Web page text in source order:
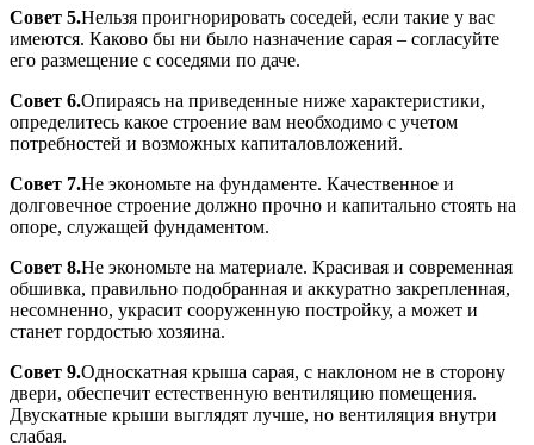
Совет 5.Нельзя проигнорировать соседей, если такие у вас
имеются. Каково бы ни было назначение сарая – согласуйте
его размещение с соседями по даче.
Совет 6.Опираясь на приведенные ниже характеристики,
определитесь какое строение вам необходимо с учетом
потребностей и возможных капиталовложений.
Совет 7.Не экономьте на фундаменте. Качественное и
долговечное строение должно прочно и капитально стоять на
опоре, служащей фундаментом.
Совет 8.Не экономьте на материале. Красивая и современная
обшивка, правильно подобранная и аккуратно закрепленная,
несомненно, украсит сооруженную постройку, а может и
станет гордостью хозяина.
Совет 9.Односкатная крыша сарая, с наклоном не в сторону
двери, обеспечит естественную вентиляцию помещения.
Двускатные крыши выглядят лучше, но вентиляция внутри
слабая.